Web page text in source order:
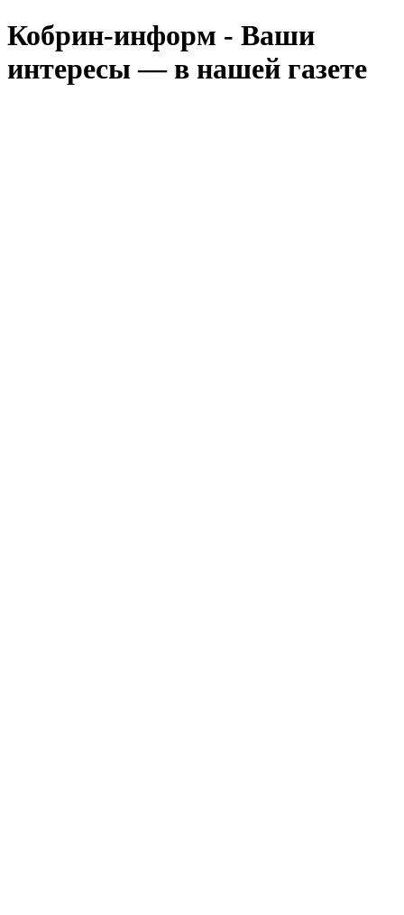
Кобрин-информ - Ваши
интересы — в нашей газете